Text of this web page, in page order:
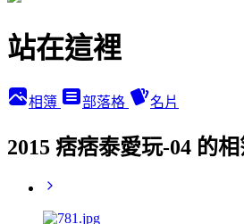
站在這裡
相簿 部落格 名片
2015 痞痞泰愛玩-04 的相